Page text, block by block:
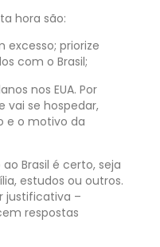
hora são:
excesso; priorize
com o Brasil;
nos EUA. Por
vai se hospedar,
e o motivo da
Brasil é certo, seja
estudos ou outros.
justificativa –
respostas